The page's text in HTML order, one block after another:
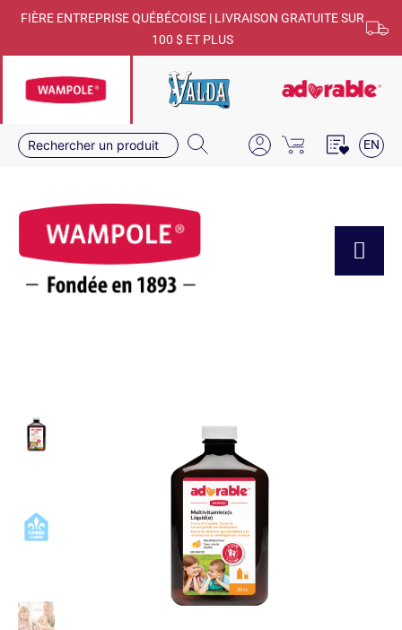
FIÈRE ENTREPRISE QUÉBÉCOISE | LIVRAISON GRATUITE SUR
100 $ ET PLUS
EN